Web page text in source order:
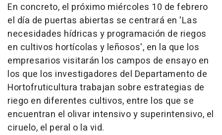
En concreto, el próximo miércoles 10 de febrero
el día de puertas abiertas se centrará en 'Las
necesidades hídricas y programación de riegos
en cultivos hortícolas y leñosos', en la que los
empresarios visitarán los campos de ensayo en
los que los investigadores del Departamento de
Hortofruticultura trabajan sobre estrategias de
riego en diferentes cultivos, entre los que se
encuentran el olivar intensivo y superintensivo, el
ciruelo, el peral o la vid.